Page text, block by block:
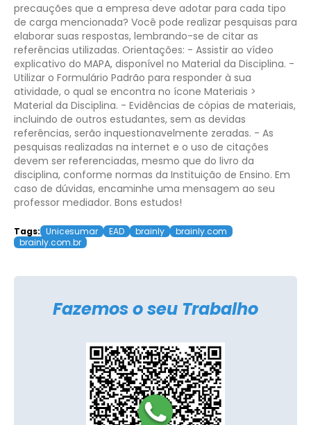
precauções que a empresa deve adotar para cada tipo
de carga mencionada? Você pode realizar pesquisas para
elaborar suas respostas, lembrando-se de citar as
referências utilizadas. Orientações: - Assistir ao vídeo
explicativo do MAPA, disponível no Material da Disciplina. -
Utilizar o Formulário Padrão para responder à sua
atividade, o qual se encontra no ícone Materiais >
Material da Disciplina. - Evidências de cópias de materiais,
incluindo de outros estudantes, sem as devidas
referências, serão inquestionavelmente zeradas. - As
pesquisas realizadas na internet e o uso de citações
devem ser referenciadas, mesmo que do livro da
disciplina, conforme normas da Instituição de Ensino. Em
caso de dúvidas, encaminhe uma mensagem ao seu
professor mediador. Bons estudos!
Tags: Unicesumar EAD brainly
brainly.com
brainly.com.br
Fazemos o seu Trabalho